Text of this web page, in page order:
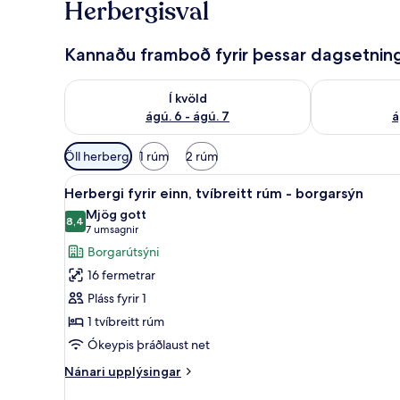
Herbergisval
Kannaðu framboð fyrir þessar
Í kvöld
ágú. 6 - ágú. 7
Athuga framboð í kvöld ágú. 6 - ágú. 7Athuga
Síur
í
boði
fyrir
herbergi
Öll herbergi 1 rúm 2 rúm
Skoða
allar
myndir
fyrir
Herbergi
fyrir
einn,
tvíbreitt
rúm
-
Ofnæmisprófaður
4
Herbergi fyrir einn, tvíbreitt rúm - borgarsýn
8,48,4 af 10
Mjög gott
7 umsagnir
(7
umsagnir)
Borgarútsýni
16 fermetrar
Pláss fyrir 1
1 tvíbreitt rúm
Ókeypis þráðlaust net
Nánari upplýsingar
Nánari